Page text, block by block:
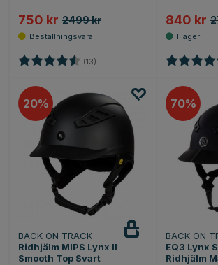
750 kr 2499 kr
Betyg: (13) 4.8 utav 5 stjärnor
840 kr
Betyg:
20
BACK ON TRACK
Ridhjälm MIPS Lynx II
Smooth Top Svart
70
BACK ON
EQ3 Lynx
Ridhjälm